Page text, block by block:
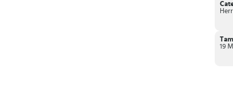
Consigue nuevas ventajas y modifica juegos como Parchis
19